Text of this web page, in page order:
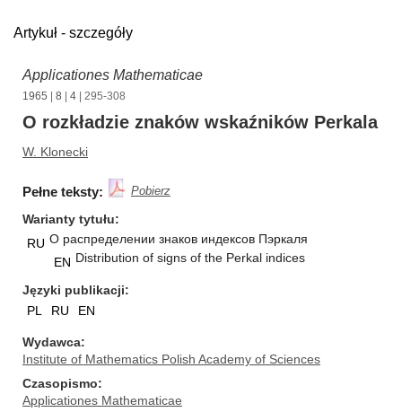
Artykuł - szczegóły
Applicationes Mathematicae
1965 8 4 | 295-308
O rozkładzie znaków wskaźników Perkala
W. Klonecki
Pełne teksty: Pobierz
Warianty tytułu
RU О распределении знаков индексов Пэркаля
EN Distribution of signs of the Perkal indices
Języki publikacji
PL
RU EN
Wydawca
Institute of Mathematics Polish Academy of Sciences
Czasopismo
Applicationes Mathematicae